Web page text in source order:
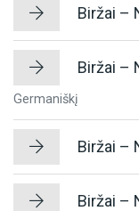
Biržai –
Biržai –
Germaniškį
Biržai –
Biržai –